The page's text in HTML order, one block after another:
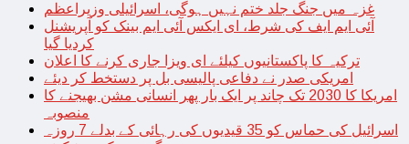
غزہ میں جنگ جلد ختم نہیں ہوگی، اسرائیلی وزیراعظم
آئی ایم ایف کی شرط، ای ایکس آئی ایم بینک کو آپریشنل
کردیا گیا
ترکیہ کا پاکستانیوں کیلئے ای ویزا جاری کرنے کا اعلان
امریکی صدر نے دفاعی پالیسی بل پر دستخط کر دیئے
امریکا کا 2030 تک چاند پر ایک بار پھر انسانی مشن بھیجنے کا
منصوبہ
اسرائیل کی حماس کو 35 قیدیوں کی رہائی کے بدلے 7 روزہ